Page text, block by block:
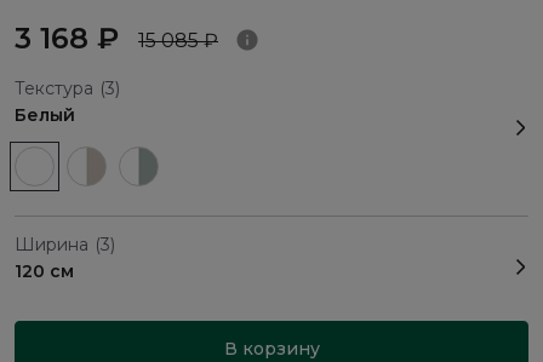
3 168 ₽ 15 085 ₽
Текстура (3)
Белый
Ширина (3)
120 см
В корзину